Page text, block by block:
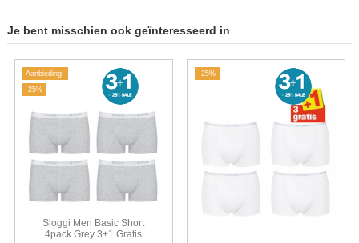
Je bent misschien ook geïnteresseerd in
Aanbieding!
-25%
Sloggi Men Basic Short
4pack Grey 3+1 Gratis
-25%